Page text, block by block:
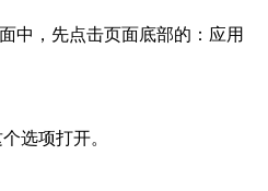
中，先点击页面底部的：应用
选项打开。